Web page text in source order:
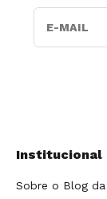
Institucional
Sobre o Blog da